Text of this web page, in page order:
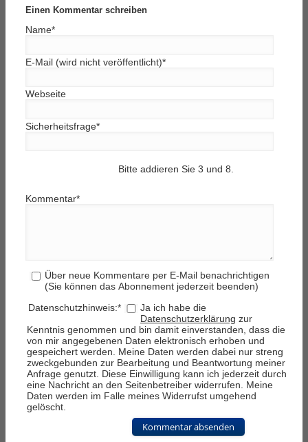
Einen Kommentar schreiben
Name*
E-Mail (wird nicht veröffentlicht)*
Webseite
Sicherheitsfrage*
Bitte addieren Sie 3 und 8.
Kommentar*
Über neue Kommentare per E-Mail benachrichtigen
(Sie können das Abonnement jederzeit beenden)
Datenschutzhinweis:*
Ja ich habe die
Datenschutzerklärung zur
Kenntnis genommen und bin damit einverstanden, dass die
von mir angegebenen Daten elektronisch erhoben und
gespeichert werden. Meine Daten werden dabei nur streng
zweckgebunden zur Bearbeitung und Beantwortung meiner
Anfrage genutzt. Diese Einwilligung kann ich jederzeit durch
eine Nachricht an den Seitenbetreiber widerrufen. Meine
Daten werden im Falle meines Widerrufst umgehend
gelöscht.
Kommentar absenden